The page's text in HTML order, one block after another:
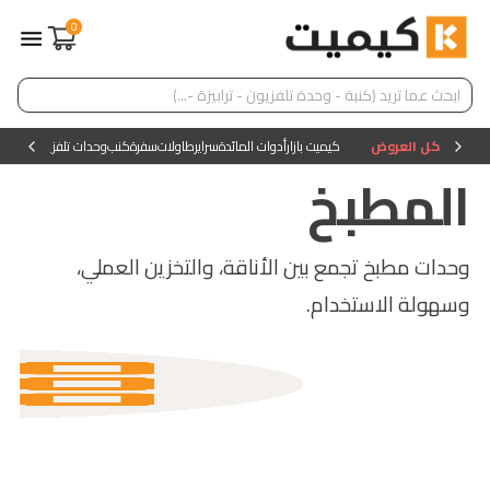
0
كل العروض كيميت بازارأدوات المائدةسرايرطاولاتسفرةكنبوحدات تلفزيون
المطبخ
وحدات مطبخ تجمع بين الأناقة، والتخزين العملي،
وسهولة الاستخدام.